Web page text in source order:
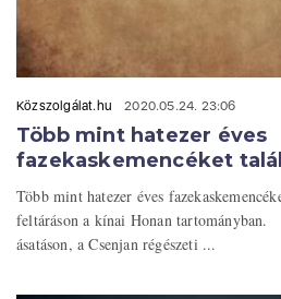
Közszolgálat.hu 2020.05.24. 23:06
Több mint hatezer éves
fazekaskemencéket
Több mint hatezer éves
feltáráson a kínai Honan
ásatáson, a Csenjan régészeti ...